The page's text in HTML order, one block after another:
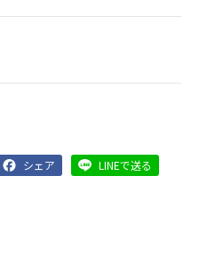
シェア LINEで送る